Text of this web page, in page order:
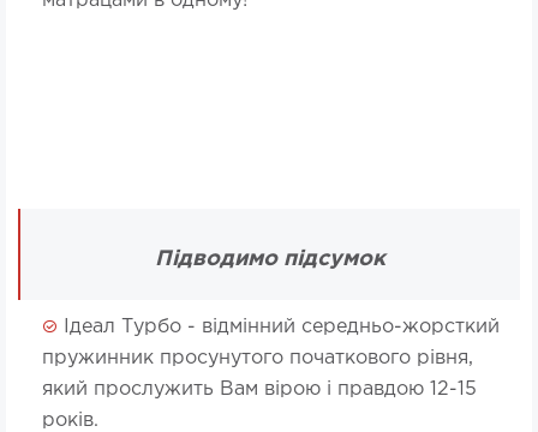
Підводимо підсумок
Ідеал Турбо - відмінний середньо-жорсткий
пружинник просунутого початкового рівня,
який прослужить Вам вірою і правдою 12-15
років.